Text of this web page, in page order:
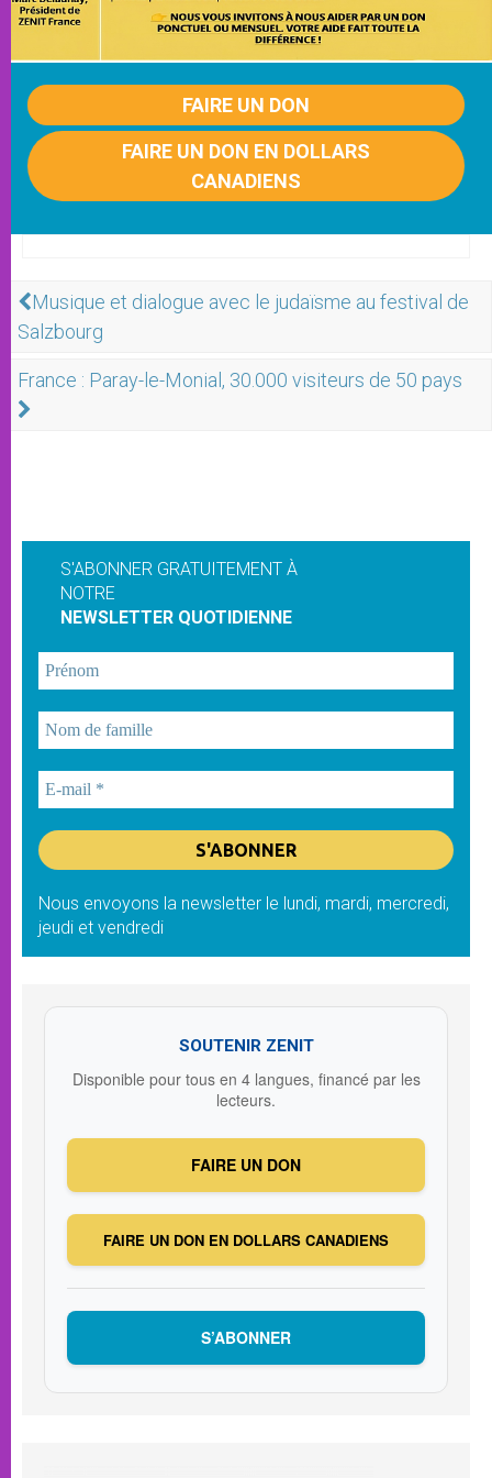
FAIRE UN DON
FAIRE UN DON EN DOLLARS
CANADIENS
Musique et dialogue avec le judaïsme au festival de
Salzbourg
France : Paray-le-Monial, 30.000 visiteurs de 50 pays
S'ABONNER GRATUITEMENT À
NOTRE
NEWSLETTER QUOTIDIENNE
Nous envoyons la newsletter le lundi, mardi, mercredi,
jeudi et vendredi
SOUTENIR ZENIT
Disponible pour tous en 4 langues, financé par les
lecteurs.
FAIRE UN DON
FAIRE UN DON EN DOLLARS CANADIENS
S’ABONNER